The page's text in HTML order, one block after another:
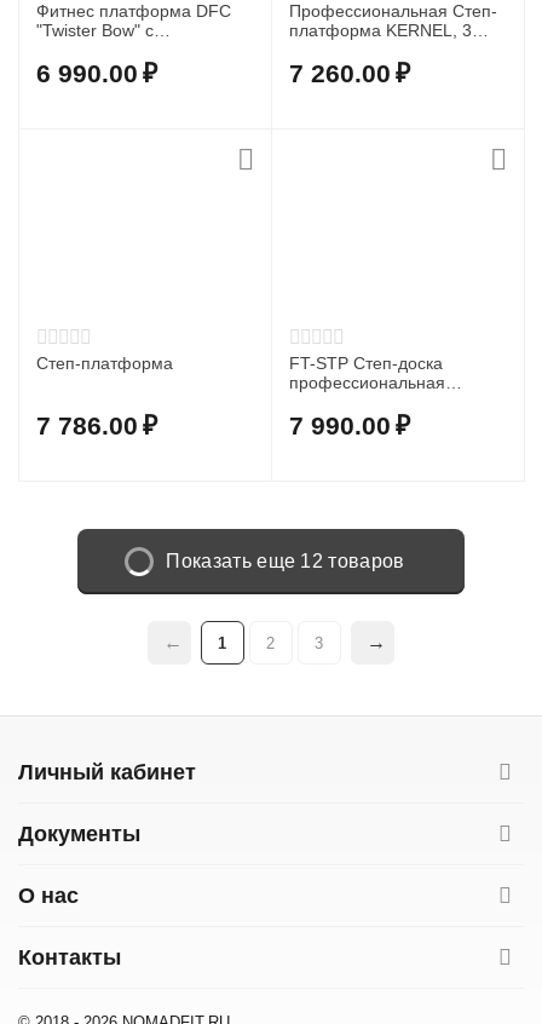
Фитнес платформа DFC
"Twister Bow" с
6 990.00 ₽
Профессиональная Степ-
платформа KERNEL, 3
7 260.00 ₽
Степ-платформа
7 786.00 ₽
FT-STP Степ-доска
профессиональная
7 990.00 ₽
Показать еще 12 товаров
1 2 3
Личный кабинет
Документы
О нас
Контакты